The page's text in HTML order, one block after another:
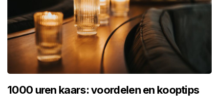
1000 uren kaars: voordelen en kooptips